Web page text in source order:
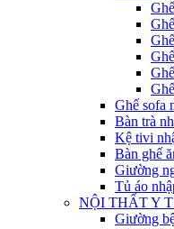
Ghế sofa
Bàn trà
Kệ tivi
Bàn ghế
Giường
Tủ áo
NỘI THẤT Y
Giường